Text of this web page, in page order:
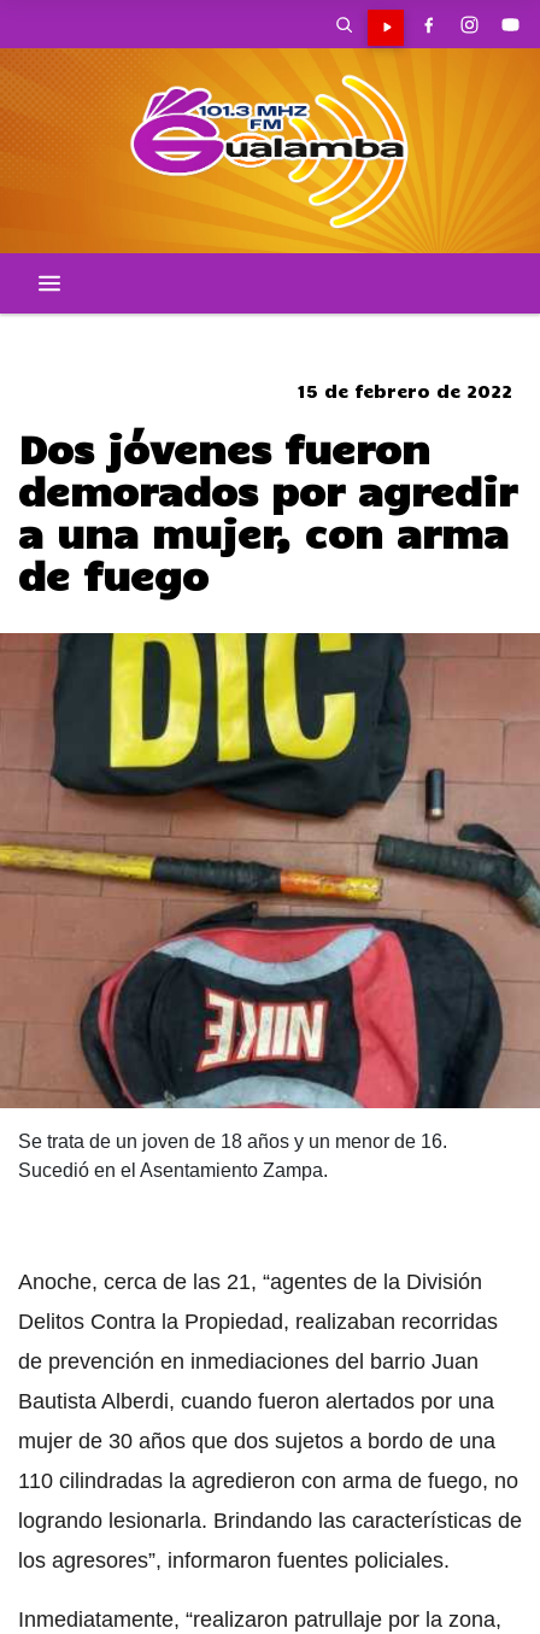
15 de febrero de 2022
Dos jóvenes fueron
demorados por agredir
a una mujer, con arma
de fuego
Se trata de un joven de 18 años y un menor de 16.
Sucedió en el Asentamiento Zampa.
Anoche, cerca de las 21, “agentes de la División
Delitos Contra la Propiedad, realizaban recorridas
de prevención en inmediaciones del barrio Juan
Bautista Alberdi, cuando fueron alertados por una
mujer de 30 años que dos sujetos a bordo de una
110 cilindradas la agredieron con arma de fuego, no
logrando lesionarla. Brindando las características de
los agresores”, informaron fuentes policiales.
Inmediatamente, “realizaron patrullaje por la zona,